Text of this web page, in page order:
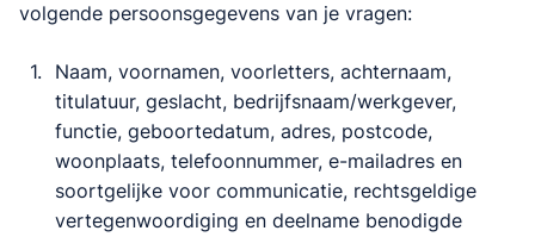
volgende persoonsgegevens van je vragen:
Naam, voornamen, voorletters, achternaam,
titulatuur, geslacht, bedrijfsnaam/werkgever,
functie, geboortedatum, adres, postcode,
woonplaats, telefoonnummer, e-mailadres en
soortgelijke voor communicatie, rechtsgeldige
vertegenwoordiging en deelname benodigde